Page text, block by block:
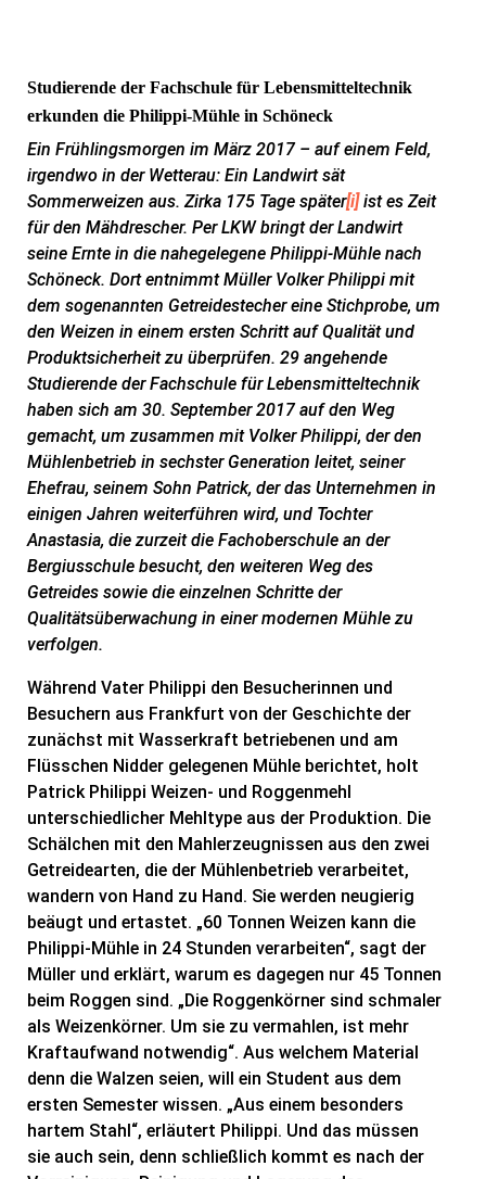
Studierende der Fachschule für Lebensmitteltechnik
erkunden die Philippi-Mühle in Schöneck
Ein Frühlingsmorgen im März 2017 – auf einem Feld,
irgendwo in der Wetterau: Ein Landwirt sät
Sommerweizen aus. Zirka 175 Tage später[i]ist es Zeit
für den Mähdrescher. Per LKW bringt der Landwirt
seine Ernte in die nahegelegene Philippi-Mühle nach
Schöneck. Dort entnimmt Müller Volker Philippi mit
dem sogenannten Getreidestecher eine Stichprobe, um
den Weizen in einem ersten Schritt auf Qualität und
Produktsicherheit zu überprüfen. 29 angehende
Studierende der Fachschule für Lebensmitteltechnik
haben sich am 30. September 2017 auf den Weg
gemacht, um zusammen mit Volker Philippi, der den
Mühlenbetrieb in sechster Generation leitet, seiner
Ehefrau, seinem Sohn Patrick, der das Unternehmen in
einigen Jahren weiterführen wird, und Tochter
Anastasia, die zurzeit die Fachoberschule an der
Bergiusschule besucht, den weiteren Weg des
Getreides sowie die einzelnen Schritte der
Qualitätsüberwachung in einer modernen Mühle zu
verfolgen.
Während Vater Philippi den Besucherinnen und
Besuchern aus Frankfurt von der Geschichte der
zunächst mit Wasserkraft betriebenen und am
Flüsschen Nidder gelegenen Mühle berichtet, holt
Patrick Philippi Weizen- und Roggenmehl
unterschiedlicher Mehltype aus der Produktion. Die
Schälchen mit den Mahlerzeugnissen aus den zwei
Getreidearten, die der Mühlenbetrieb verarbeitet,
wandern von Hand zu Hand. Sie werden neugierig
beäugt und ertastet. „60 Tonnen Weizen kann die
Philippi-Mühle in 24 Stunden verarbeiten“, sagt der
Müller und erklärt, warum es dagegen nur 45 Tonnen
beim Roggen sind. „Die Roggenkörner sind schmaler
als Weizenkörner. Um sie zu vermahlen, ist mehr
Kraftaufwand notwendig“. Aus welchem Material
denn die Walzen seien, will ein Student aus dem
ersten Semester wissen. „Aus einem besonders
hartem Stahl“, erläutert Philippi. Und das müssen
sie auch sein, denn schließlich kommt es nach der